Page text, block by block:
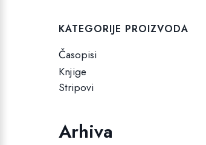
KATEGORIJE PROIZVODA
Časopisi
Knjige
Stripovi
Arhiva